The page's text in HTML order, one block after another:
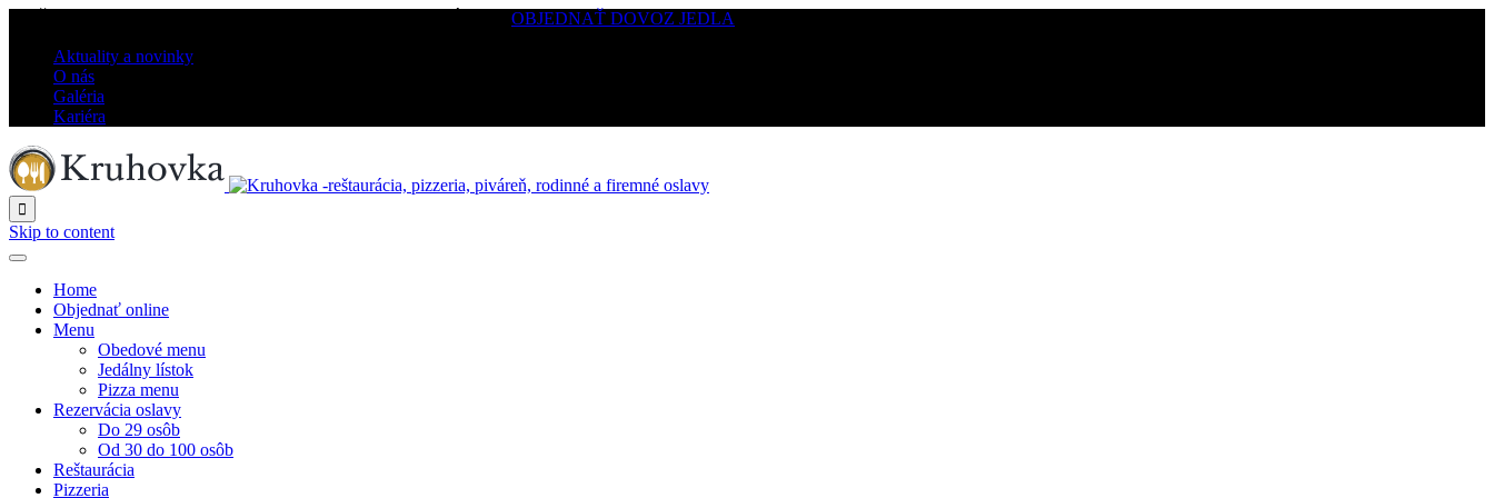
OBJEDNAŤ DOVOZ JEDLA
Aktuality a novinky
O nás
Galéria
Kariéra

Skip to content
Home
Objednať online
Menu
Obedové menu
Jedálny lístok
Pizza menu
Rezervácia oslavy
Do 29 osôb
Od 30 do 100 osôb
Reštaurácia
Pizzeria